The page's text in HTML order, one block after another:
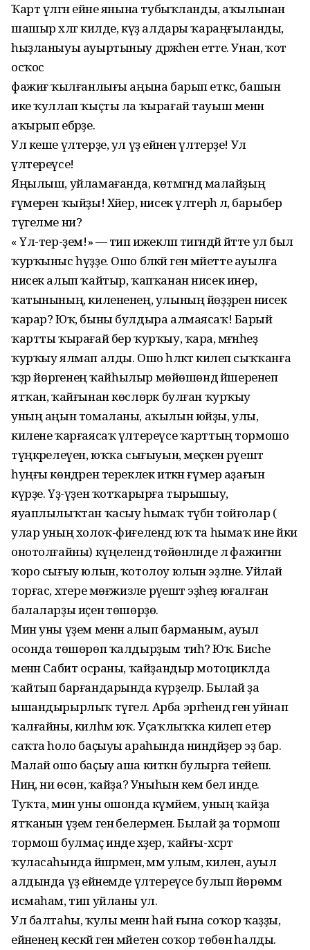
Ҡарт үлгән ейәне янына тубыҡланды, аҡылынан
шашыр хәлгә килде, күҙ алдары ҡараңғыланды,
һыҙланыуы ауыртыныу дәрәжәһенә етте. Унан, ҡот
осҡос
фажиғә ҡылғанлығы аңына барып еткәс, башын
ике ҡуллап ҡыҫты ла ҡырағай тауыш менән
аҡырып ебәрҙе.
Ул кеше үлтерҙе, ул үҙ ейәнен үлтерҙе! Ул
үлтереүсе!
Яңылыш, уйламағанда, көтмәгәндә малайҙың
ғүмерен ҡыйҙы! Хәйер, нисек үлтерһә лә, барыбер
түгелме ни?
« Үл-тер-ҙем!» — тип ижекләп тигәндәй әйтте ул был
ҡурҡыныс һүҙҙе. Ошо бәләкәй генә мәйетте ауылға
нисек алып ҡайтыр, ҡапҡанан нисек инер,
ҡатынының, килененең, улының йөҙҙәренә нисек
ҡарар? Юҡ, быны булдыра алмаясаҡ! Барый
ҡартты ҡырағай бер ҡурҡыу, ҡара, мәғәнәһеҙ
ҡурҡыу ялмап алды. Ошо һәләкәт килеп сыҡҡанға
ҡәҙәр йөрәгенең ҡайһылыр мөйөшөндә йәшеренеп
ятҡан, ҡайғынан көслөрәк булған ҡурҡыу
уның аңын томаланы, аҡылын юйҙы, улы,
килене ҡарғаясаҡ үлтереүсе ҡарттың тормошо
түңкәрелеүен, юҡҡа сығыуын, меҫкен рәүештә
һуңғы көндәрен тереклек иткән ғүмер аҙағын
күрҙе. Үҙ-үҙен ҡотҡарырға тырышыу,
яуаплылыҡтан ҡасыу һымаҡ түбән тойғолар (ә
улар уның холоҡ-фиғелендә юҡ та һымаҡ ине йәки
онотолғайны) күңелендә төйөнләнде лә фажиғәнән
ҡоро сығыу юлын, ҡотолоу юлын эҙләне. Уйлай
торғас, хәтере мөғжизәле рәүештә эҙһеҙ юғалған
балаларҙы иҫенә төшөрҙө.
Мин уны үҙем менән алып барманым, ауыл
осонда төшөрөп ҡалдырҙым тиһә? Юҡ. Бисәһе
менән Сабит осраны, ҡайҙандыр мотоциклда
ҡайтып барғандарында күрҙеләр. Былай ҙа
ышандырырлыҡ түгел. Арба эргәһендә генә уйнап
ҡалғайны, килһәм юҡ. Уҫаҡлыҡҡа килеп етер
саҡта һоло баҫыуы араһында ниндәйҙер эҙ бар.
Малай ошо баҫыу аша киткән булырға тейеш.
Ниңә, ни өсөн, ҡайҙа? Уныһын кем белә инде.
Туҡта, мин уны ошонда күмәйем, уның ҡайҙа
ятҡанын үҙем генә белермен. Былай ҙа тормош
тормош булмаҫ инде хәҙер, ҡайғы-хәсрәт
ҡуласаһында йәшәрмен, әммә улым, килен, ауыл
алдында үҙ ейәнемде үлтереүсе булып йөрөмәм
исмаһам, тип уйланы ул.
Ул балтаһы, ҡулы менән һай ғына соҡор ҡаҙҙы,
ейәненең кескәй генә мәйетен соҡор төбөнә һалды.